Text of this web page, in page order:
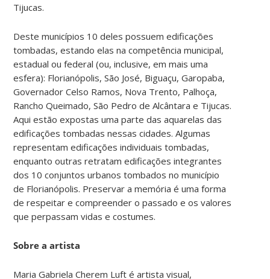
Tijucas.
Deste municípios 10 deles possuem edificações
tombadas, estando elas na competência municipal,
estadual ou federal (ou, inclusive, em mais uma
esfera): Florianópolis, São José, Biguaçu, Garopaba,
Governador Celso Ramos, Nova Trento, Palhoça,
Rancho Queimado, São Pedro de Alcântara e Tijucas.
Aqui estão expostas uma parte das aquarelas das
edificações tombadas nessas cidades. Algumas
representam edificações individuais tombadas,
enquanto outras retratam edificações integrantes
dos 10 conjuntos urbanos tombados no município
de Florianópolis. Preservar a memória é uma forma
de respeitar e compreender o passado e os valores
que perpassam vidas e costumes.
Sobre a artista
Maria Gabriela Cherem Luft é artista visual,